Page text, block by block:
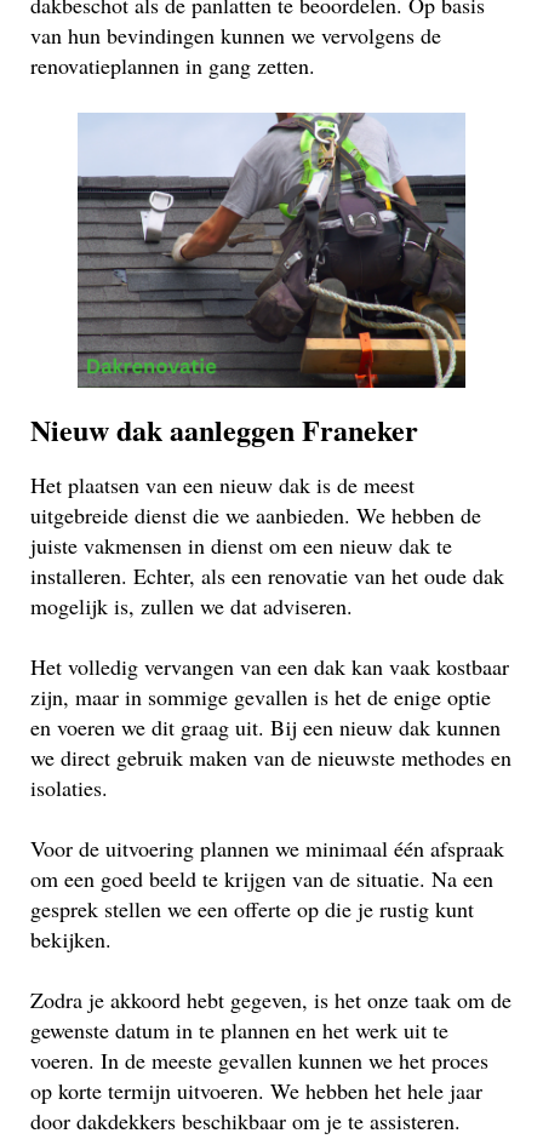
van hun bevindingen kunnen we vervolgens de
renovatieplannen in gang zetten.
Nieuw dak aanleggen Franeker
Het plaatsen van een nieuw dak is de meest
uitgebreide dienst die we aanbieden. We hebben de
juiste vakmensen in dienst om een nieuw dak te
installeren. Echter, als een renovatie van het oude dak
mogelijk is, zullen we dat adviseren.
Het volledig vervangen van een dak kan vaak kostbaar
zijn, maar in sommige gevallen is het de enige optie
en voeren we dit graag uit. Bij een nieuw dak kunnen
we direct gebruik maken van de nieuwste methodes en
isolaties.
Voor de uitvoering plannen we minimaal één afspraak
om een goed beeld te krijgen van de situatie. Na een
gesprek stellen we een offerte op die je rustig kunt
bekijken.
Zodra je akkoord hebt gegeven, is het onze taak om de
gewenste datum in te plannen en het werk uit te
voeren. In de meeste gevallen kunnen we het proces
op korte termijn uitvoeren. We hebben het hele jaar
door dakdekkers beschikbaar om je te assisteren.